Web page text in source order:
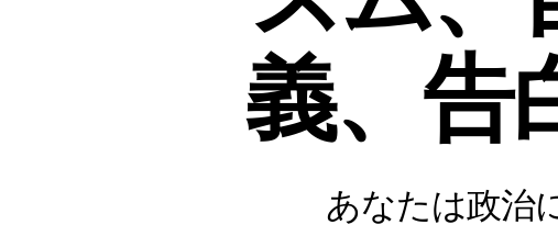
義、告
あなたは政治